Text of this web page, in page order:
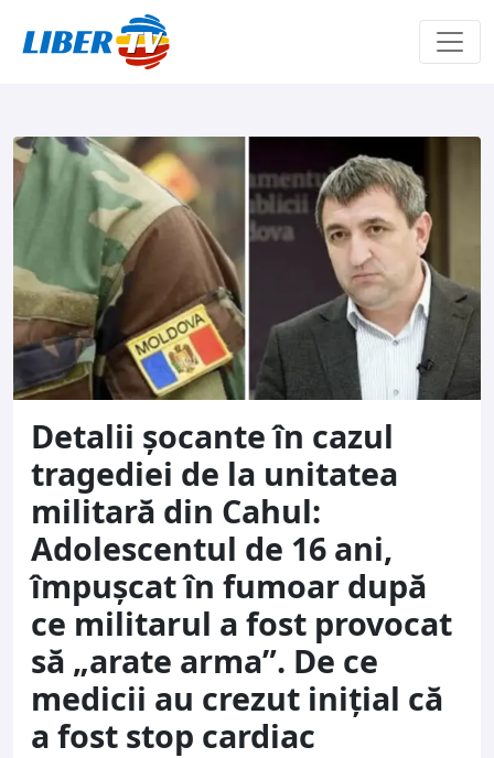
Detalii șocante în cazul
tragediei de la unitatea
militară din Cahul:
Adolescentul de 16 ani,
împușcat în fumoar după
ce militarul a fost provocat
să „arate arma”. De ce
medicii au crezut inițial că
a fost stop cardiac